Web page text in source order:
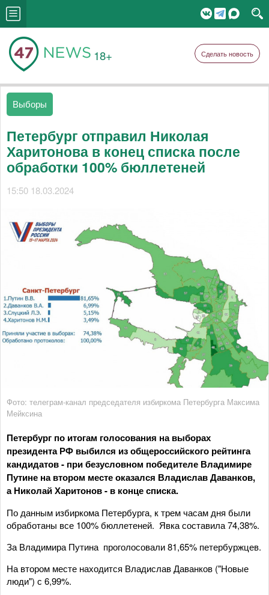
18+ Сделать новость
Выборы
Петербург отправил Николая
Харитонова в конец списка после
обработки 100% бюллетеней
15:50 18.03.2024
Фото: телеграм-канал председателя избиркома Петербурга Максима
Мейксина
Петербург по итогам голосования на выборах
президента РФ выбился из общероссийского рейтинга
кандидатов - при безусловном победителе Владимире
Путине на втором месте оказался Владислав Даванков,
а Николай Харитонов - в конце списка.
По данным избиркома Петербурга, к трем часам дня были
обработаны все 100% бюллетеней. Явка составила 74,38%.
За Владимира Путина проголосовали 81,65% петербуржцев.
На втором месте находится Владислав Даванков ("Новые
люди") с 6,99%.